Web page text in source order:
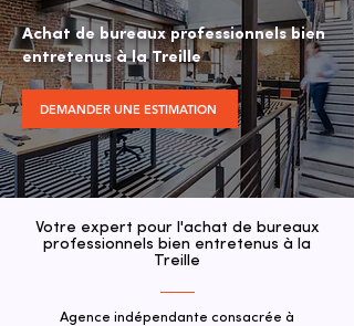
Achat de bureaux professionnels bien
entretenus à la Treille
DEMANDER UNE ESTIMATION
Votre expert pour l'achat de bureaux
professionnels bien entretenus à la
Treille
Agence indépendante consacrée à